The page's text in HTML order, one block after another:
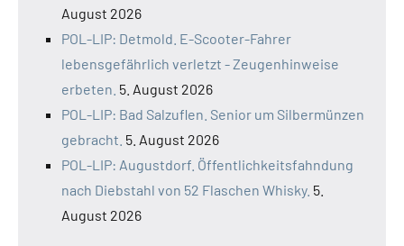
August 2026
POL-LIP: Detmold. E-Scooter-Fahrer
lebensgefährlich verletzt - Zeugenhinweise
erbeten. 5. August 2026
POL-LIP: Bad Salzuflen. Senior um Silbermünzen
gebracht. 5. August 2026
POL-LIP: Augustdorf. Öffentlichkeitsfahndung
nach Diebstahl von 52 Flaschen Whisky. 5.
August 2026